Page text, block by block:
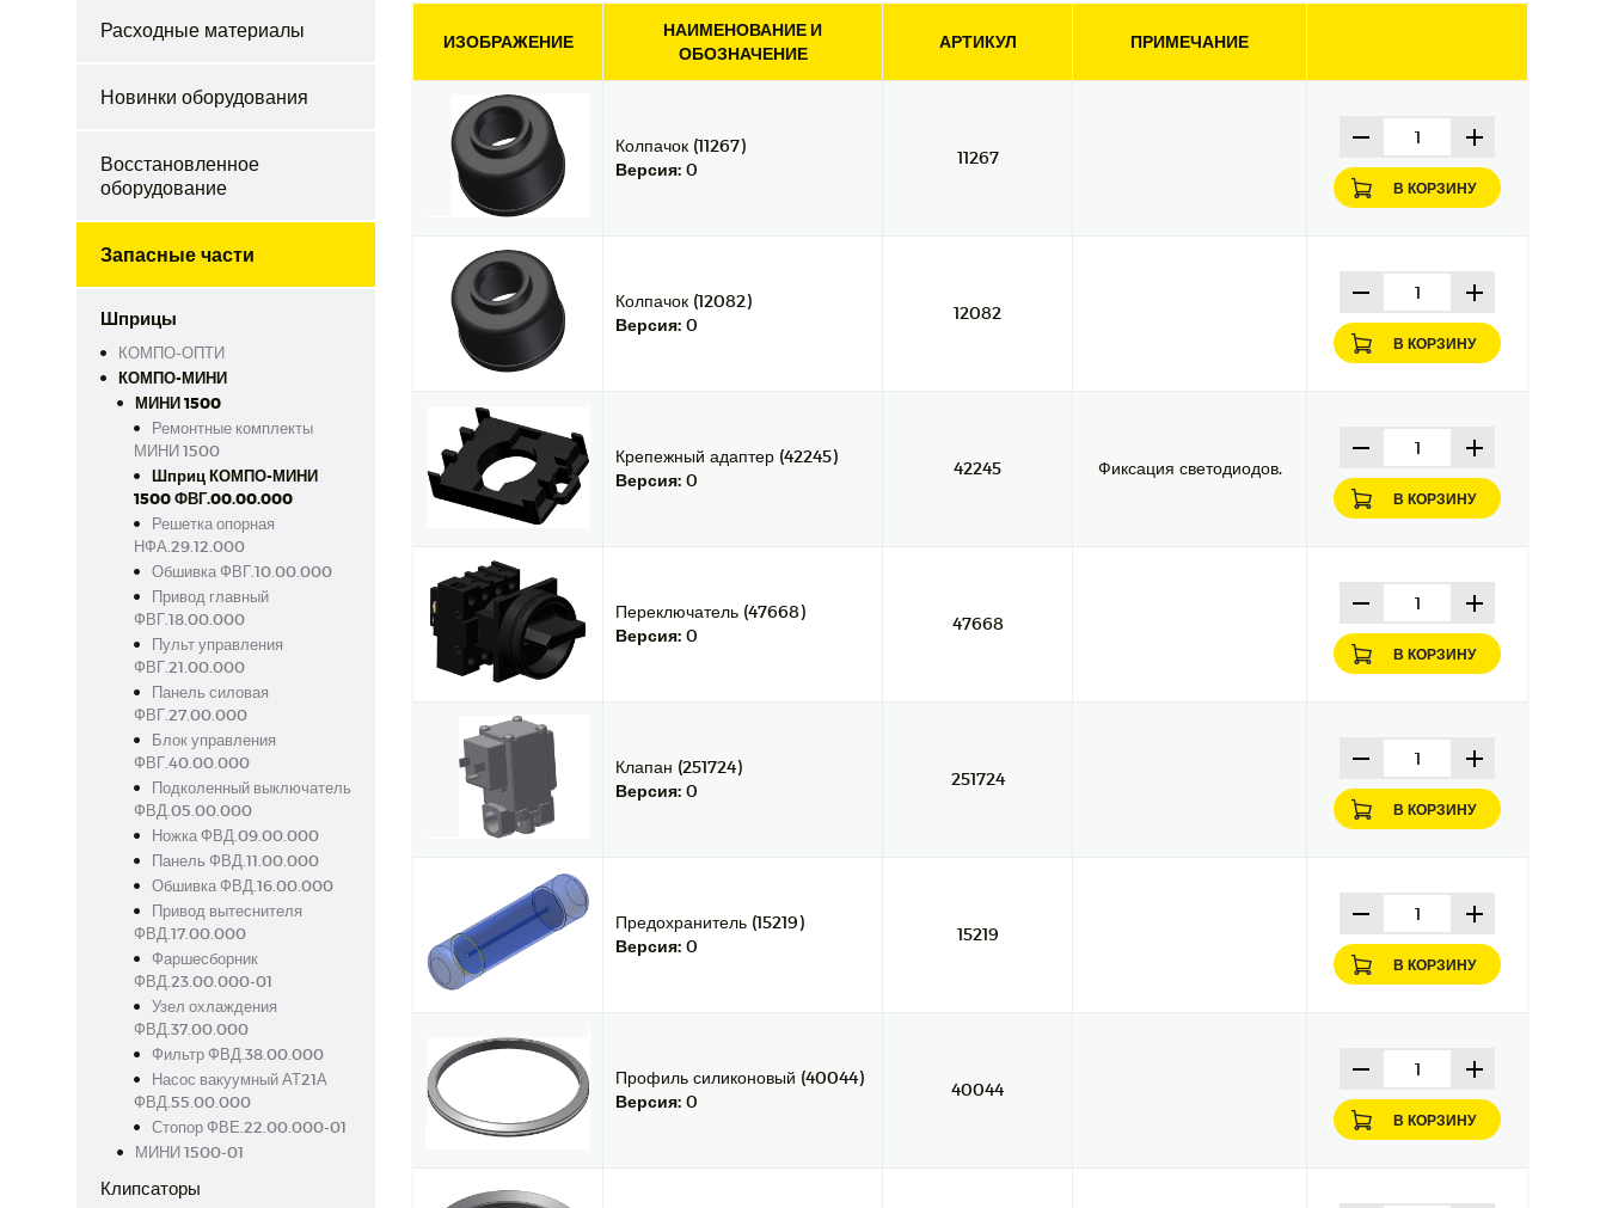
Расходные материалы
Новинки оборудования
Восстановленное
оборудование
Запасные части
Шприцы
КОМПО-ОПТИ
КОМПО-МИНИ
МИНИ 1500
Ремонтные комплекты
МИНИ 1500
Шприц КОМПО-МИНИ
1500 ФВГ.00.00.000
Решетка опорная
НФА.29.12.000
Обшивка ФВГ.10.00.000
Привод главный
ФВГ.18.00.000
Пульт управления
ФВГ.21.00.000
Панель силовая
ФВГ.27.00.000
Блок управления
ФВГ.40.00.000
Подколенный выключатель
ФВД.05.00.000
Ножка ФВД.09.00.000
Панель ФВД.11.00.000
Обшивка ФВД.16.00.000
Привод вытеснителя
ФВД.17.00.000
Фаршесборник
ФВД.23.00.000-01
Узел охлаждения
ФВД.37.00.000
Фильтр ФВД.38.00.000
Насос вакуумный АТ21А
ФВД.55.00.000
Стопор ФВЕ.22.00.000-01
МИНИ 1500-01
Клипсаторы
ИЗОБРАЖЕНИЕ
НАИМЕНОВАНИЕ И
ОБОЗНАЧЕНИЕ
АРТИКУЛ ПРИМЕЧАНИЕ
Колпачок (11267)
Версия: 0
11267
В КОРЗИНУ
Колпачок (12082)
Версия: 0
12082
В КОРЗИНУ
Крепежный адаптер (42245)
Версия: 0
42245 Фиксация светодиодов.
В КОРЗИНУ
Переключатель (47668)
Версия: 0
47668
В КОРЗИНУ
Клапан (251724)
Версия: 0
251724
В КОРЗИНУ
Предохранитель (15219)
Версия: 0
15219
В КОРЗИНУ
Профиль силиконовый (40044)
Версия: 0
40044
В КОРЗИНУ